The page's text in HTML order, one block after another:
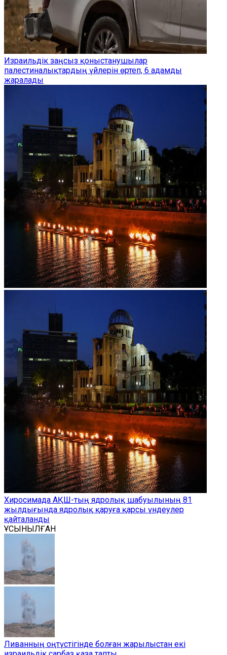
Израильдік заңсыз қоныстанушылар
палестиналықтардың үйлерін өртеп, 6 адамды
жаралады
Хиросимада АҚШ-тың ядролық шабуылының 81
жылдығында ядролық қаруға қарсы үндеулер
қайталанды
ҰСЫНЫЛҒАН
Ливанның оңтүстігінде болған жарылыстан екі